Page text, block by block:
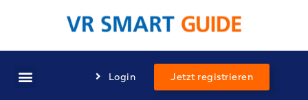
Login Jetzt registrieren